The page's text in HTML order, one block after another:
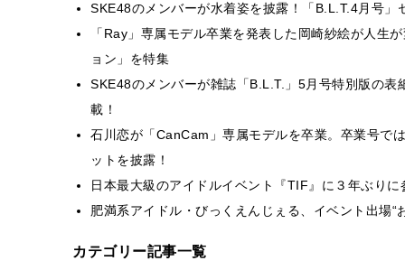
SKE48のメンバーが水着姿を披露！「B.L.T.4月号
「Ray」専属モデル卒業を発表した岡崎紗絵が人生
ョン」を特集
SKE48のメンバーが雑誌「B.L.T.」5月号特別版の
載！
石川恋が「CanCam」専属モデルを卒業。卒業号で
ットを披露！
日本最大級のアイドルイベント『TIF』に３年ぶりに
肥満系アイドル・びっくえんじぇる、イベント出場
カテゴリー記事一覧